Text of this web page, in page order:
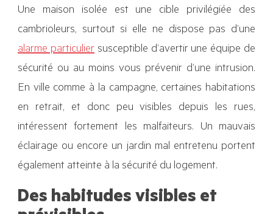
Une maison isolée est une cible privilégiée des
cambrioleurs, surtout si elle ne dispose pas d’une
alarme particuliersusceptible d’avertir une équipe de
sécurité ou au moins vous prévenir d’une intrusion.
En ville comme à la campagne, certaines habitations
en retrait, et donc peu visibles depuis les rues,
intéressent fortement les malfaiteurs. Un mauvais
éclairage ou encore un jardin mal entretenu portent
également atteinte à la sécurité du logement.
Des habitudes visibles et